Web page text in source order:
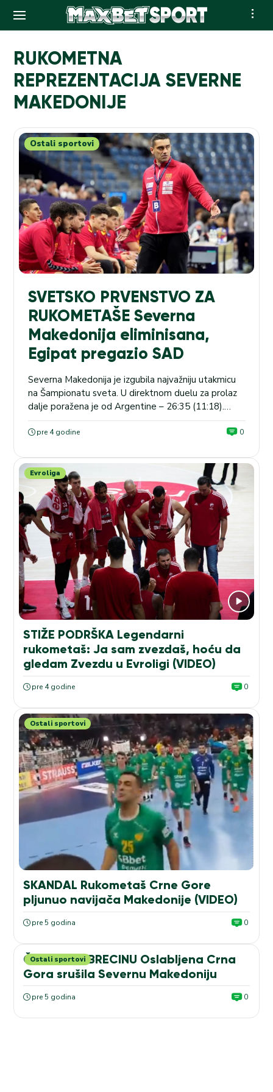
content
RUKOMETNA
REPREZENTACIJA SEVERNE
MAKEDONIJE
Ostali sportovi
SVETSKO PRVENSTVO ZA
RUKOMETAŠE Severna
Makedonija eliminisana,
Egipat pregazio SAD
Severna Makedonija je izgubila najvažniju utakmicu
na Šampionatu sveta. U direktnom duelu za prolaz
dalje poražena je od Argentine – 26:35 (11:18).
NBA: Naša kladionica nudi kvotu 1.85 da će na meču
San Antonio – Bruklin biti ubačeno više od 230
poluvremena koje su Argentinci dobili...
pre 4 godine 0
Evroliga
STIŽE PODRŠKA Legendarni
rukometaš: Ja sam zvezdaš, hoću da
gledam Zvezdu u Evroligi (VIDEO)
pre 4 godine 0
Ostali sportovi
SKANDAL Rukometaš Crne Gore
pljunuo navijača Makedonije (VIDEO)
pre 5 godina 0
Ostali sportovi
ČUDO U DEBRECINU Oslabljena Crna
Gora srušila Severnu Makedoniju
pre 5 godina 0